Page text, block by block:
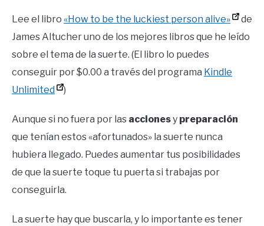
Lee el libro «How to be the luckiest person alive»
de
James Altucher uno de los mejores libros que he leído
sobre el tema de la suerte. (El libro lo puedes
conseguir por $0.00 a través del programa Kindle
Unlimited
)
Aunque si no fuera por las accionesy preparación
que tenían estos «afortunados» la suerte nunca
hubiera llegado. Puedes aumentar tus posibilidades
de que la suerte toque tu puerta si trabajas por
conseguirla.
La suerte hay que buscarla, y lo importante es tener